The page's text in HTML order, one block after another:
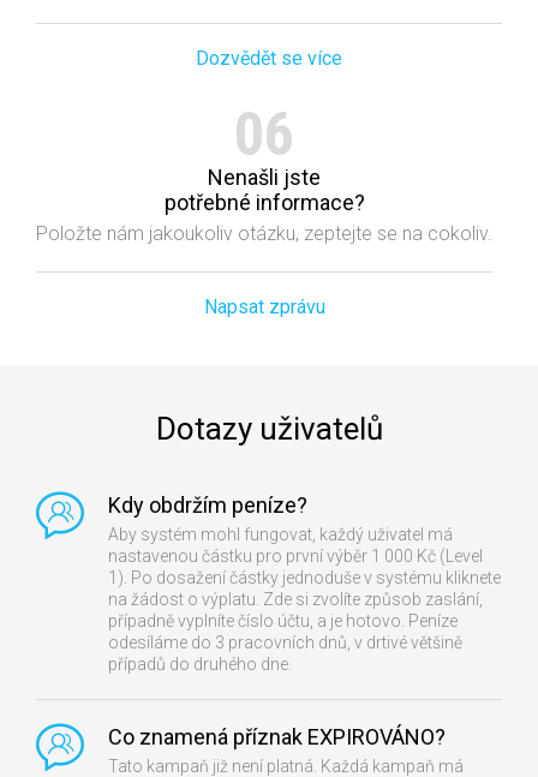
Dozvědět se více
06
Nenašli jste
potřebné informace?
Položte nám jakoukoliv otázku, zeptejte se na cokoliv.
Napsat zprávu
Dotazy uživatelů
Kdy obdržím peníze?
Aby systém mohl fungovat, každý uživatel má
nastavenou částku pro první výběr 1 000 Kč (Level
1). Po dosažení částky jednoduše v systému kliknete
na žádost o výplatu. Zde si zvolíte způsob zaslání,
případně vyplníte číslo účtu, a je hotovo. Peníze
odesíláme do 3 pracovních dnů, v drtivé většině
případů do druhého dne.
Co znamená příznak EXPIROVÁNO?
Tato kampaň již není platná. Každá kampaň má